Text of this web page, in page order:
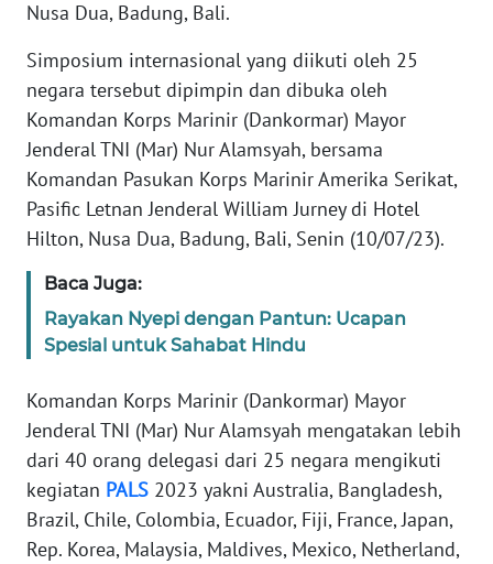
Nusa Dua, Badung, Bali.
Simposium internasional yang diikuti oleh 25
negara tersebut dipimpin dan dibuka oleh
Komandan Korps Marinir (Dankormar) Mayor
Jenderal TNI (Mar) Nur Alamsyah, bersama
Komandan Pasukan Korps Marinir Amerika Serikat,
Pasific Letnan Jenderal William Jurney di Hotel
Hilton, Nusa Dua, Badung, Bali, Senin (10/07/23).
Baca Juga:
Rayakan Nyepi dengan Pantun: Ucapan
Spesial untuk Sahabat Hindu
Komandan Korps Marinir (Dankormar) Mayor
Jenderal TNI (Mar) Nur Alamsyah mengatakan lebih
dari 40 orang delegasi dari 25 negara mengikuti
kegiatan PALS 2023 yakni Australia, Bangladesh,
Brazil, Chile, Colombia, Ecuador, Fiji, France, Japan,
Rep. Korea, Malaysia, Maldives, Mexico, Netherland,
DISCLAIMER
News
Regional
WN
SUMUT
JAKARTA
WN
WN
WN
NTT